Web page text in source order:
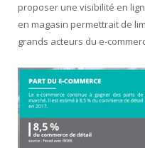
proposer une visibilité en
en magasin permettrait de
grands acteurs du e-